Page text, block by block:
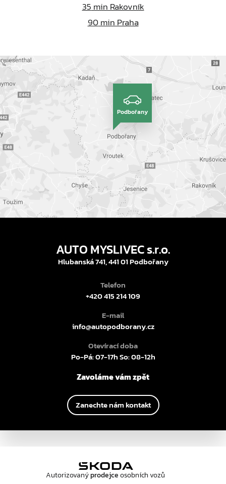
35 min Rakovník
90min Praha
Podbořany
AUTO MYSLIVEC s.r.o.
Hlubanská 741, 441 01 Podbořany
Telefon
+420 415 214 109
E-mail
info@autopodborany.cz
Otevírací doba
Po-Pá: 07-17h So: 08-12h
Zavoláme vám zpět
Zanechte nám kontakt
Autorizovanýprodejceosobních vozů